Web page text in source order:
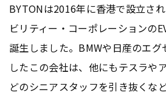
BYTONは2016年に香港で設立さ
ビリティー・コーポレーションの
誕生しました。BMWや日産のエ
したこの会社は、他にもテスラや
どのシニアスタッフを引き抜くな